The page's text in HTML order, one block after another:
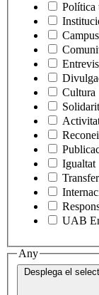
Política
Campus
Cultura
Igualtat
UAB
Any
Desplega el